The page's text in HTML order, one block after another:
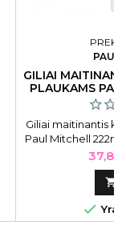
PAUL
GILIAI
PLAUKAMS
Giliai maitinantis
Paul Mitchell
ir giliai
praturtintas
aliejumi.
pavargusiems,
Kaina

 Yra